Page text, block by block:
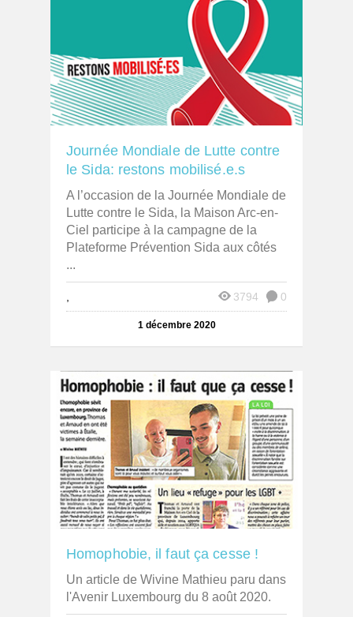
Journée Mondiale de Lutte contre
le Sida: restons mobilisé.e.s
A l’occasion de la Journée Mondiale de
Lutte contre le Sida, la Maison Arc-en-
Ciel participe à la campagne de la
Plateforme Prévention Sida aux côtés
...
0
3794
1 décembre 2020
Homophobie, il faut ça cesse !
Un article de Wivine Mathieu paru dans
l'Avenir Luxembourg du 8 août 2020.